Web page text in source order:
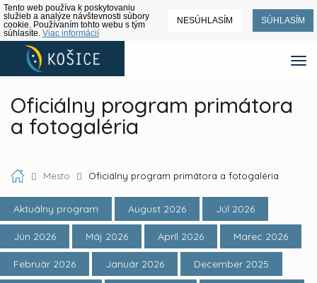
Tento web používa k poskytovaniu
služieb a analýze návštevnosti súbory
cookie. Používaním tohto webu s tým
súhlasíte. Viac informácií
NESÚHLASÍM SÚHLASÍM
Oficiálny program primátora
a fotogaléria
Mesto Oficiálny program primátora a fotogaléria
Aktuálny program August 2026 Júl 2026
Jún 2026 Máj 2026 Apríl 2026 Marec 2026
Február 2026 Január 2026 December 2025